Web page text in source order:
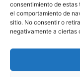
consentimiento de estas
el comportamiento de
sitio. No consentir o
negativamente a
C/ José
+34 913 567 477